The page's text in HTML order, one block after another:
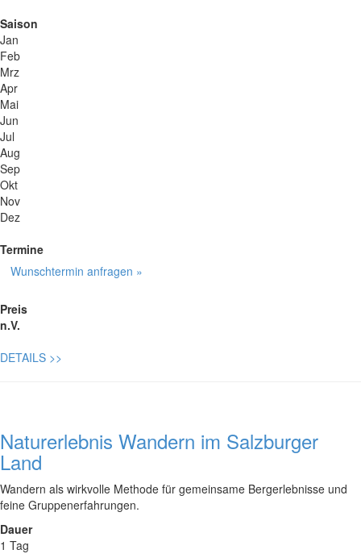
Saison
Jan
Feb
Mrz
Apr
Mai
Jun
Jul
Aug
Sep
Okt
Nov
Dez
Termine
Wunschtermin anfragen »
Preis
n.V.
DETAILS >>
Naturerlebnis Wandern im Salzburger
Land
Wandern als wirkvolle Methode für gemeinsame Bergerlebnisse und
feine Gruppenerfahrungen.
Dauer
1 Tag